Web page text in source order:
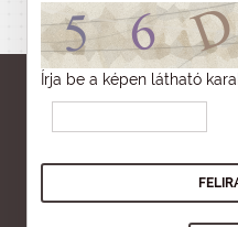
Írja be a képen látható